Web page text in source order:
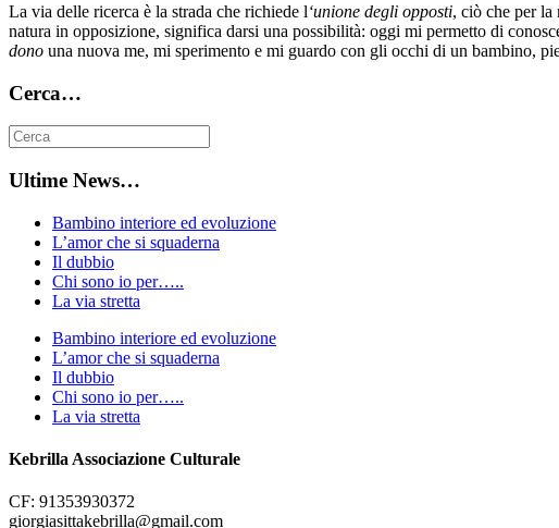
La via delle ricerca è la strada che richiede l‘unione degli opposti, ciò che per la
natura in opposizione, significa darsi una possibilità: oggi mi permetto di
dono una nuova me, mi sperimento e mi guardo con gli occhi di un bambino,
Cerca…
Ultime News…
Bambino interiore ed evoluzione
L’amor che si squaderna
Il dubbio
Chi sono io per…..
La via stretta
Bambino interiore ed evoluzione
L’amor che si squaderna
Il dubbio
Chi sono io per…..
La via stretta
Kebrilla Associazione Culturale
CF: 91353930372
giorgiasittakebrilla@gmail.com